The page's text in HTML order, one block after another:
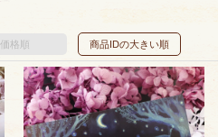
価格順 商品IDの大きい順